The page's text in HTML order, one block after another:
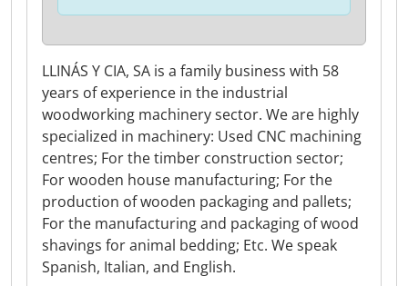
LLINÁS Y CIA, SA is a family business with 58
years of experience in the industrial
woodworking machinery sector. We are highly
specialized in machinery: Used CNC machining
centres; For the timber construction sector;
For wooden house manufacturing; For the
production of wooden packaging and pallets;
For the manufacturing and packaging of wood
shavings for animal bedding; Etc. We speak
Spanish, Italian, and English.